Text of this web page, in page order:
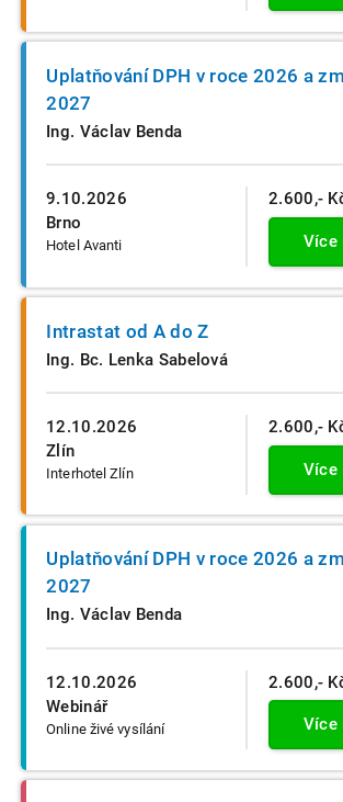
9.10.2026
Brno
Hotel Avanti
Uplatňování DPH v roce 2026 a
2027
Ing. Václav Benda
2.600,-
Více
12.10.2026
Zlín
Interhotel Zlín
Intrastat od A do Z
Ing. Bc. Lenka Sabelová
2.600,-
Více
12.10.2026
Webinář
Online živé vysílání
Uplatňování DPH v roce 2026 a
2027
Ing. Václav Benda
2.600,-
Více